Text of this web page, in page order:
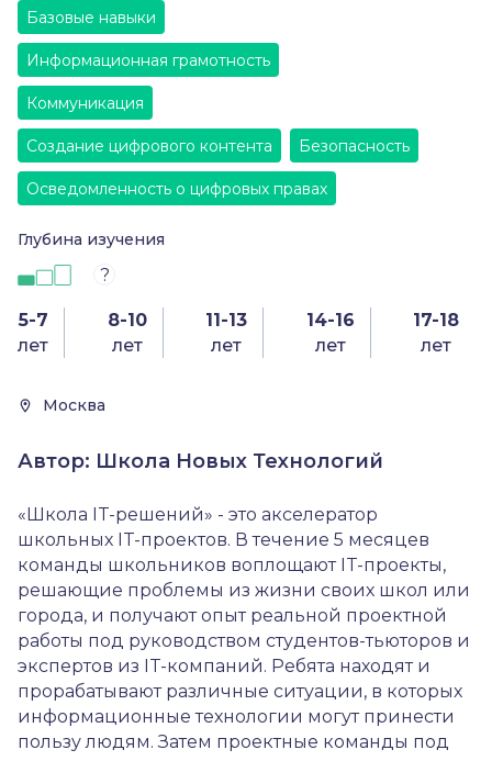
Базовые навыки
Информационная грамотность
Коммуникация
Создание цифрового контента Безопасность
Осведомленность о цифровых правах
Глубина изучения
?
5-7
лет
8-10
лет
11-13
лет
14-16
лет
17-18
лет
Москва
Автор: Школа Новых Технологий
«Школа IT-решений» - это акселератор
школьных IT-проектов. В течение 5 месяцев
команды школьников воплощают IT-проекты,
решающие проблемы из жизни своих школ или
города, и получают опыт реальной проектной
работы под руководством студентов-тьюторов и
экспертов из IT-компаний. Ребята находят и
прорабатывают различные ситуации, в которых
информационные технологии могут принести
пользу людям. Затем проектные команды под